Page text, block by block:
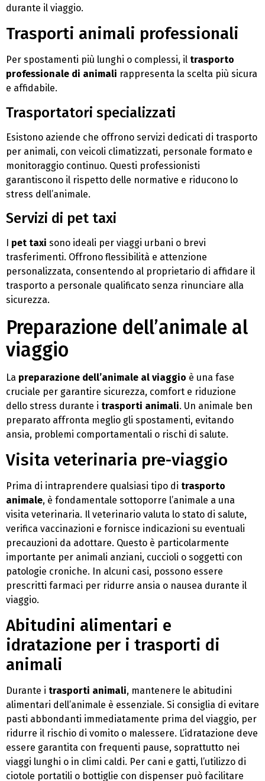
durante il viaggio.
Trasporti animali professionali
Per spostamenti più lunghi o complessi, il trasporto
professionale di animali rappresenta la scelta più sicura
e affidabile.
Trasportatori specializzati
Esistono aziende che offrono servizi dedicati di trasporto
per animali, con veicoli climatizzati, personale formato e
monitoraggio continuo. Questi professionisti
garantiscono il rispetto delle normative e riducono lo
stress dell’animale.
Servizi di pet taxi
I pet taxi sono ideali per viaggi urbani o brevi
trasferimenti. Offrono flessibilità e attenzione
personalizzata, consentendo al proprietario di affidare il
trasporto a personale qualificato senza rinunciare alla
sicurezza.
Preparazione dell’animale al
viaggio
La preparazione dell’animale al viaggio è una fase
cruciale per garantire sicurezza, comfort e riduzione
dello stress durante i trasporti animali. Un animale ben
preparato affronta meglio gli spostamenti, evitando
ansia, problemi comportamentali o rischi di salute.
Visita veterinaria pre-viaggio
Prima di intraprendere qualsiasi tipo di trasporto
animale, è fondamentale sottoporre l’animale a una
visita veterinaria. Il veterinario valuta lo stato di salute,
verifica vaccinazioni e fornisce indicazioni su eventuali
precauzioni da adottare. Questo è particolarmente
importante per animali anziani, cuccioli o soggetti con
patologie croniche. In alcuni casi, possono essere
prescritti farmaci per ridurre ansia o nausea durante il
viaggio.
Abitudini alimentari e
idratazione per i trasporti di
animali
Durante i trasporti animali, mantenere le abitudini
alimentari dell’animale è essenziale. Si consiglia di evitare
pasti abbondanti immediatamente prima del viaggio, per
ridurre il rischio di vomito o malessere. L’idratazione deve
essere garantita con frequenti pause, soprattutto nei
viaggi lunghi o in climi caldi. Per cani e gatti, l’utilizzo di
ciotole portatili o bottiglie con dispenser può facilitare